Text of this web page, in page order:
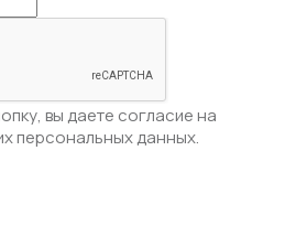
вы даете согласие на
персональных данных.